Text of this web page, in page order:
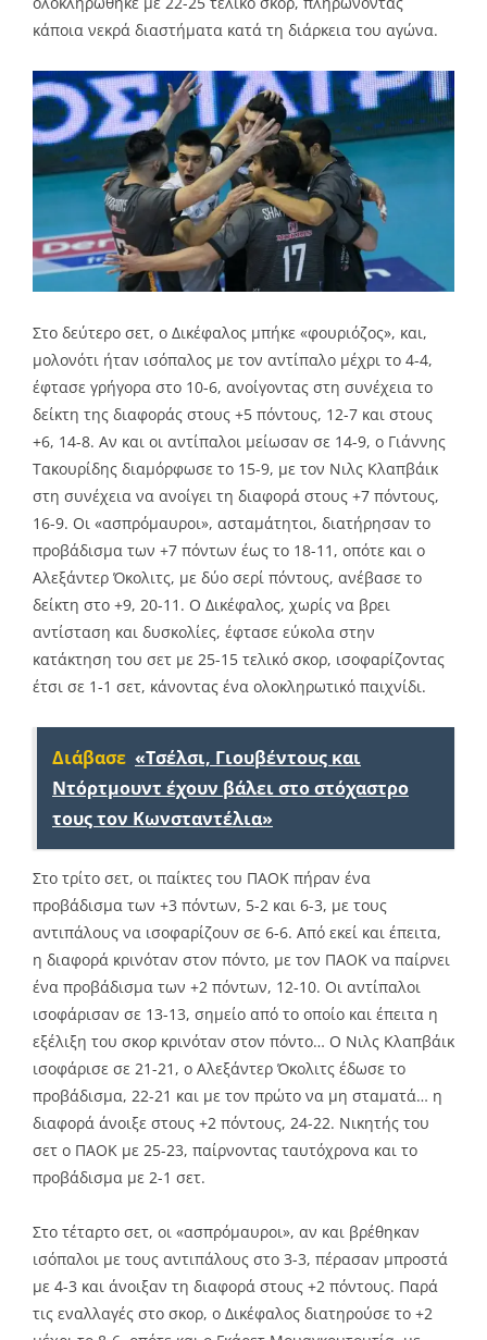
κάποια νεκρά διαστήματα κατά τη διάρκεια του αγώνα.
Στο δεύτερο σετ, ο Δικέφαλος μπήκε «φουριόζος», και,
μολονότι ήταν ισόπαλος με τον αντίπαλο μέχρι το 4-4,
έφτασε γρήγορα στο 10-6, ανοίγοντας στη συνέχεια το
δείκτη της διαφοράς στους +5 πόντους, 12-7 και στους
+6, 14-8. Αν και οι αντίπαλοι μείωσαν σε 14-9, ο Γιάννης
Τακουρίδης διαμόρφωσε το 15-9, με τον Νιλς Κλαπβάικ
στη συνέχεια να ανοίγει τη διαφορά στους +7 πόντους,
16-9. Οι «ασπρόμαυροι», ασταμάτητοι, διατήρησαν το
προβάδισμα των +7 πόντων έως το 18-11, οπότε και ο
Αλεξάντερ Όκολιτς, με δύο σερί πόντους, ανέβασε το
δείκτη στο +9, 20-11. Ο Δικέφαλος, χωρίς να βρει
αντίσταση και δυσκολίες, έφτασε εύκολα στην
κατάκτηση του σετ με 25-15 τελικό σκορ, ισοφαρίζοντας
έτσι σε 1-1 σετ, κάνοντας ένα ολοκληρωτικό παιχνίδι.
Διάβασε «Τσέλσι, Γιουβέντους και
Ντόρτμουντ έχουν βάλει στο στόχαστρο
τους τον Κωνσταντέλια»
Στο τρίτο σετ, οι παίκτες του ΠΑΟΚ πήραν ένα
προβάδισμα των +3 πόντων, 5-2 και 6-3, με τους
αντιπάλους να ισοφαρίζουν σε 6-6. Από εκεί και έπειτα,
η διαφορά κρινόταν στον πόντο, με τον ΠΑΟΚ να παίρνει
ένα προβάδισμα των +2 πόντων, 12-10. Οι αντίπαλοι
ισοφάρισαν σε 13-13, σημείο από το οποίο και έπειτα η
εξέλιξη του σκορ κρινόταν στον πόντο… Ο Νιλς Κλαπβάικ
ισοφάρισε σε 21-21, ο Αλεξάντερ Όκολιτς έδωσε το
προβάδισμα, 22-21 και με τον πρώτο να μη σταματά… η
διαφορά άνοιξε στους +2 πόντους, 24-22. Νικητής του
σετ ο ΠΑΟΚ με 25-23, παίρνοντας ταυτόχρονα και το
προβάδισμα με 2-1 σετ.
Στο τέταρτο σετ, οι «ασπρόμαυροι», αν και βρέθηκαν
ισόπαλοι με τους αντιπάλους στο 3-3, πέρασαν μπροστά
με 4-3 και άνοιξαν τη διαφορά στους +2 πόντους. Παρά
τις εναλλαγές στο σκορ, ο Δικέφαλος διατηρούσε το +2